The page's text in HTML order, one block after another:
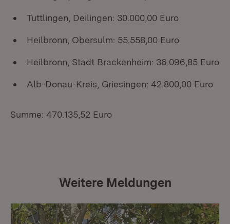
Tuttlingen, Deilingen: 30.000,00 Euro
Heilbronn, Obersulm: 55.558,00 Euro
Heilbronn, Stadt Brackenheim: 36.096,85 Euro
Alb-Donau-Kreis, Griesingen: 42.800,00 Euro
Summe: 470.135,52 Euro
Weitere Meldungen